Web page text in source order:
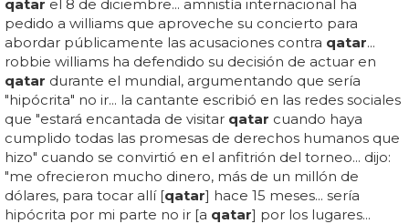
qatar el 8 de diciembre... amnistía internacional ha
pedido a williams que aproveche su concierto para
abordar públicamente las acusaciones contra qatar...
robbie williams ha defendido su decisión de actuar en
qatar durante el mundial, argumentando que sería
"hipócrita" no ir... la cantante escribió en las redes sociales
que "estará encantada de visitar qatar cuando haya
cumplido todas las promesas de derechos humanos que
hizo" cuando se convirtió en el anfitrión del torneo... dijo:
"me ofrecieron mucho dinero, más de un millón de
dólares, para tocar allí [qatar] hace 15 meses... sería
hipócrita por mi parte no ir [a qatar] por los lugares...